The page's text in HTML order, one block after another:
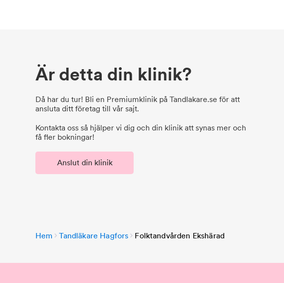
Är detta din klinik?
Då har du tur! Bli en Premiumklinik på Tandlakare.se för att
ansluta ditt företag till vår sajt.
Kontakta oss så hjälper vi dig och din klinik att synas mer och
få fler bokningar!
Anslut din klinik
Hem Tandläkare Hagfors Folktandvården Ekshärad